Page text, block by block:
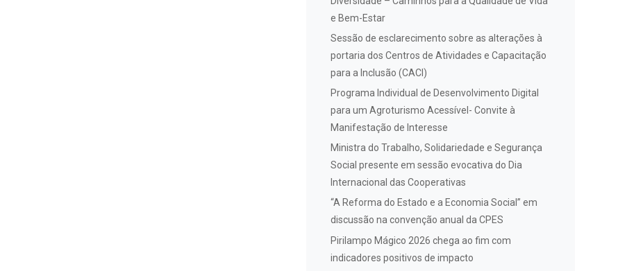
e Bem-Estar
Sessão de esclarecimento sobre as alterações à
portaria dos Centros de Atividades e Capacitação
para a Inclusão (CACI)
Programa Individual de Desenvolvimento Digital
para um Agroturismo Acessível- Convite à
Manifestação de Interesse
Ministra do Trabalho, Solidariedade e Segurança
Social presente em sessão evocativa do Dia
Internacional das Cooperativas
“A Reforma do Estado e a Economia Social” em
discussão na convenção anual da CPES
Pirilampo Mágico 2026 chega ao fim com
indicadores positivos de impacto